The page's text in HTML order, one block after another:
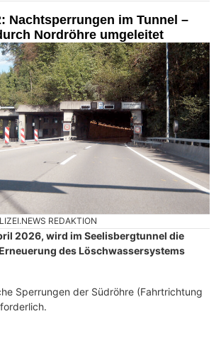
Nachtsperrungen im Tunnel –
Nordröhre umgeleitet
REDAKTION
2026, wird im Seelisbergtunnel die
des Löschwassersystems
Sperrungen der Südröhre (Fahrtrichtung